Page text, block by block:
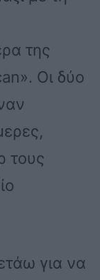
της
Οι δύο
τους
για να